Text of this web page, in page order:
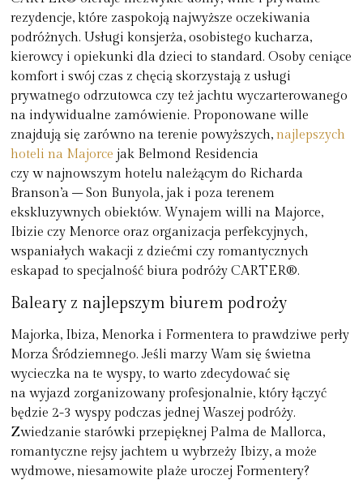
rezydencje, które zaspokoją najwyższe oczekiwania
podróżnych. Usługi konsjerża, osobistego kucharza,
kierowcy i opiekunki dla dzieci to standard. Osoby ceniące
komfort i swój czas z chęcią skorzystają z usługi
prywatnego odrzutowca czy też jachtu wyczarterowanego
na indywidualne zamówienie. Proponowane wille
znajdują się zarówno na terenie powyższych,najlepszych
hoteli na Majorce jak Belmond Residencia
czy w najnowszym hotelu należącym do Richarda
Branson’a – Son Bunyola, jak i poza terenem
ekskluzywnych obiektów. Wynajem willi na Majorce,
Ibizie czy Menorce oraz organizacja perfekcyjnych,
wspaniałych wakacji z dziećmi czy romantycznych
eskapad to specjalność biura podróży CARTER®.
Baleary z najlepszym biurem podroży
Majorka, Ibiza, Menorka i Formentera to prawdziwe perły
Morza Śródziemnego. Jeśli marzy Wam się świetna
wycieczka na te wyspy, to warto zdecydować się
na wyjazd zorganizowany profesjonalnie, który łączyć
będzie 2-3 wyspy podczas jednej Waszej podróży.
Zwiedzanie starówki przepięknej Palma de Mallorca,
romantyczne rejsy jachtem u wybrzeży Ibizy, a może
wydmowe, niesamowite plaże uroczej Formentery?